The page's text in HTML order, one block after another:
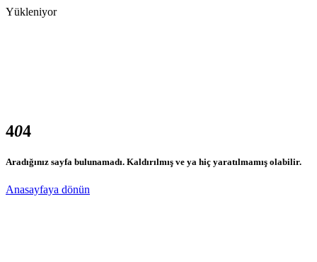
Yükleniyor
404
Aradığınız sayfa bulunamadı. Kaldırılmış ve ya hiç yaratılmamış olabilir.
Anasayfaya dönün